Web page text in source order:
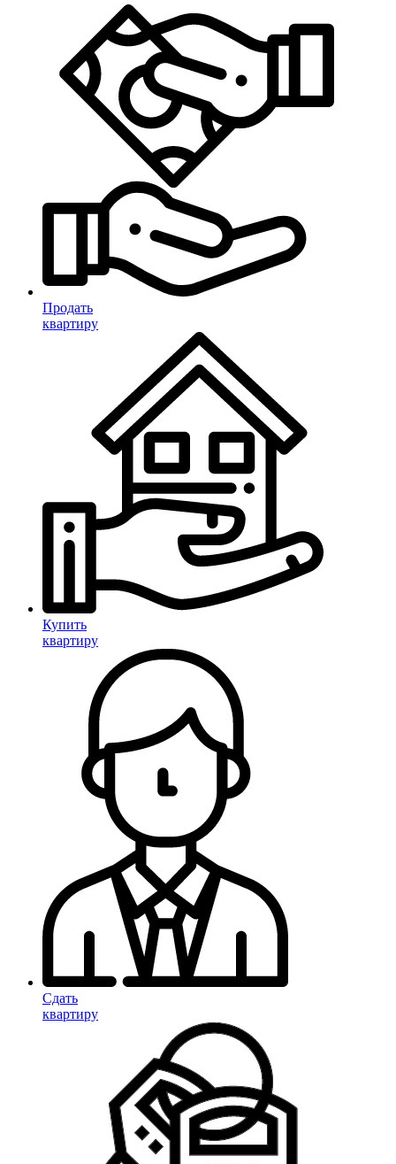
Продать
квартиру
Купить
квартиру
Сдать
квартиру